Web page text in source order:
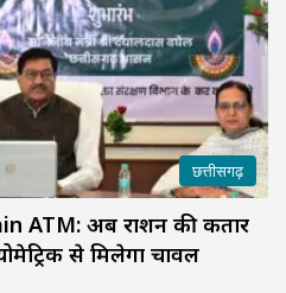
छत्तीसगढ़
ATM: अब राशन की कतार
से मिलेगा चावल